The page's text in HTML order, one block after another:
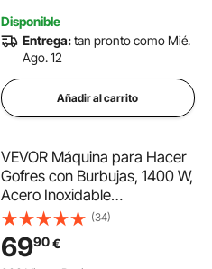
Disponible
Entrega:tan pronto como Mié.
Ago. 12
Añadir al carrito
VEVOR Máquina para Hacer
Gofres con Burbujas, 1400 W,
Acero Inoxidable
Antiadherente, Control
Temperatura y Tiempo,
Mango de Madera, para
(34)
6990€